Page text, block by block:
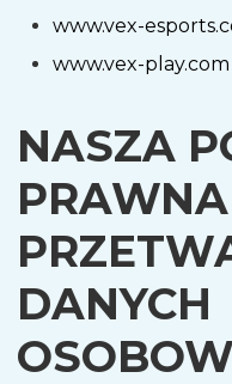
www.vex-
www.vex-play.com
NASZA
PRAWNA
DANYCH